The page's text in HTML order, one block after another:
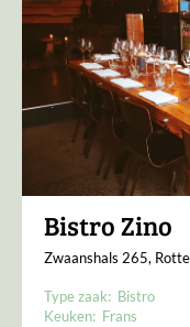
Bistro Zino
Zwaanshals 265,
Type zaak: Bistro
Keuken: Frans